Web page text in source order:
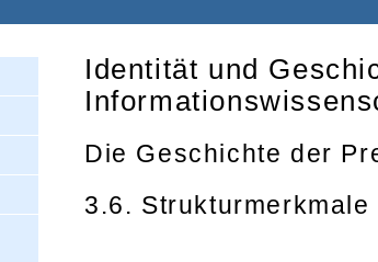
Identität und
Die Geschichte der
3.6. Strukturmerkmale